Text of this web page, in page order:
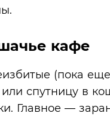
кафе
(пока
или спутницу в
Главное —